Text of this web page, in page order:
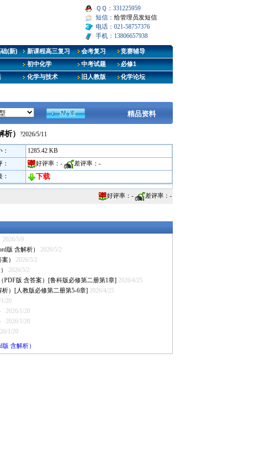
ＱＱ：331225959
短信： 给管理员发短信
电话：021-58757376
手机：13806657938
(新) 新课程高三复习 会考复习
竞赛辅导
初中化学 中考试题
必修1
化学与技术 旧人教版 化学论坛
精品资料
） ?2026/5/11
1285.42 KB
好评率： - 差评率： -
下载
好评率： - 差评率： -
2026/5/9
版 含解析）
2026/5/2
）
2026/5/2
2026/5/2
PDF版 含答案）[鲁科版必修第二册第1章] 2026/4/25
）[人教版必修第二册第5-6章] 2026/4/25
1/20
2026/1/20
2026/1/20
1/20
含解析）